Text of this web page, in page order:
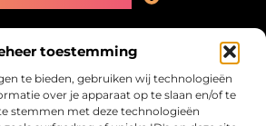
toestemming
te bieden, gebruiken wij technologieën
over je apparaat op te slaan en/of te
stemmen met deze technologieën